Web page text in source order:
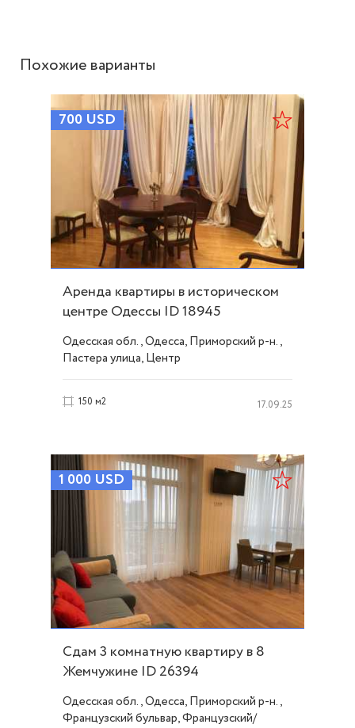
Похожие варианты
700 USD
Аренда квартиры в историческом
центре Одессы ID 18945
Одесская обл., Одесса, Приморский р-н.,
Пастера улица, Центр
150 м2 17.09.25
1 000 USD
Сдам 3 комнатную квартиру в 8
Жемчужине ID 26394
Одесская обл., Одесса, Приморский р-н.,
Французский бульвар, Французский/